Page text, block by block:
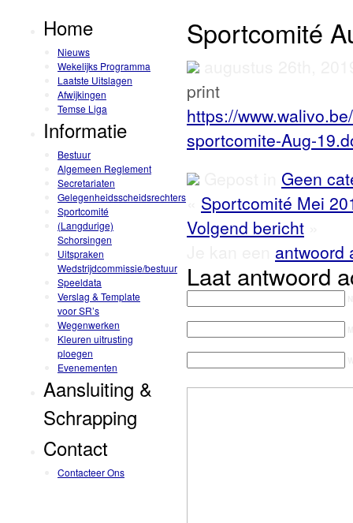
Home
Nieuws
Wekelijks Programma
Laatste Uitslagen
Afwijkingen
Temse Liga
Informatie
Bestuur
Algemeen Reglement
Secretariaten
Gelegenheidsscheidsrechters
Sportcomité
(Langdurige)
Schorsingen
Uitspraken
Wedstrijdcommissie/bestuur
Speeldata
Verslag & Template
voor SR’s
Wegenwerken
Kleuren uitrusting
ploegen
Evenementen
Aansluiting &
Schrapping
Contact
Contacteer Ons
Sportcomité
print
https://
sportcomite-Aug-
Geen
Sportcomité Mei
Volgend bericht
Laat antwoord